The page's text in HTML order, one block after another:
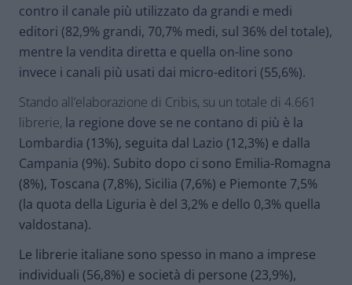
contro il canale più utilizzato da grandi e medi
editori (82,9% grandi, 70,7% medi, sul 36% del totale),
mentre la vendita diretta e quella on-line sono
invece i canali più usati dai micro-editori (55,6%).
Stando all’elaborazione di Cribis, su un totale di 4.661
librerie, la regione dove se ne contano di più è la
Lombardia (13%), seguita dal Lazio (12,3%) e dalla
Campania (9%). Subito dopo ci sono Emilia-Romagna
(8%), Toscana (7,8%), Sicilia (7,6%) e Piemonte 7,5%
(la quota della Liguria è del 3,2% e dello 0,3% quella
valdostana).
Le librerie italiane sono spesso in mano a imprese
individuali (56,8%) e società di persone (23,9%),